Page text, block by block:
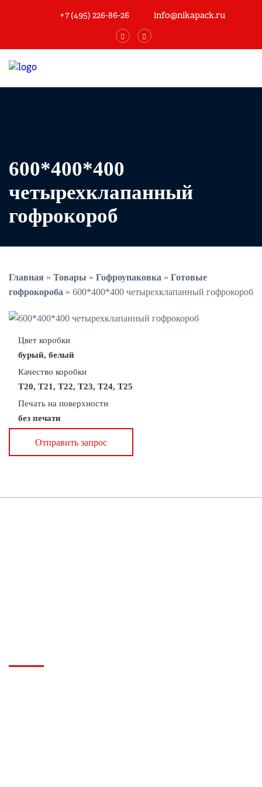
+7 (495) 226-86-26 info@nikapack.ru
600*400*400
четырехклапанный
гофрокороб
Главная » Товары » Гофроупаковка » Готовые
гофрокороба » 600*400*400 четырехклапанный гофрокороб
Цвет коробки
бурый, белый
Качество коробки
Т20, Т21, Т22, Т23, Т24, Т25
Печать на поверхности
без печати
Отправить запрос